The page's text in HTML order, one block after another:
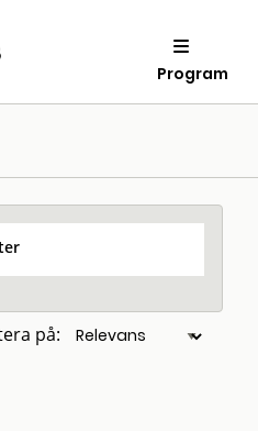
Program
på: